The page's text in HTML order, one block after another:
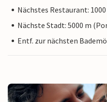
Nächstes Restaurant:
Nächste Stadt: 5000 m
Entf. zur nächsten